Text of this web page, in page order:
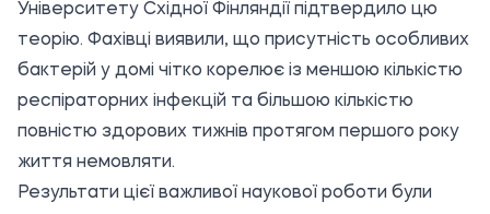
Університету Східної Фінляндії підтвердило цю
теорію. Фахівці виявили, що присутність особливих
бактерій у домі чітко корелює із меншою кількістю
респіраторних інфекцій та більшою кількістю
повністю здорових тижнів протягом першого року
життя немовляти.
Результати цієї важливої наукової роботи були